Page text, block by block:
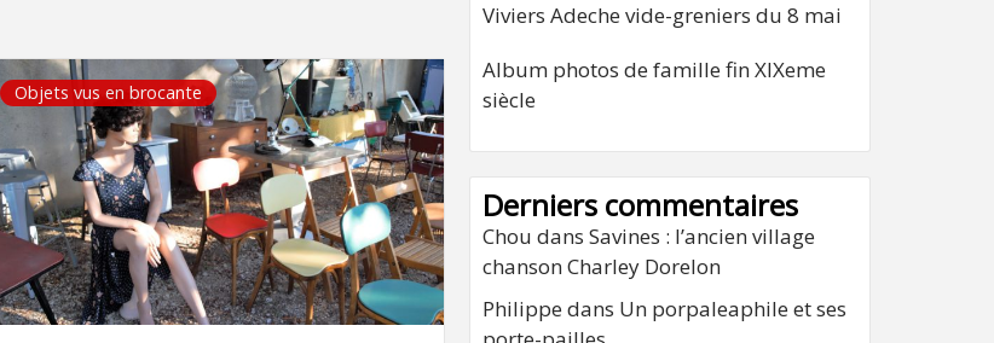
Objets vus en brocante
Viviers Adeche vide-greniers du 8 mai
Album photos de famille fin XIXeme
siècle
Derniers commentaires
Chou dans Savines : l’ancien village
chanson Charley Dorelon
Philippe dans Un porpaleaphile et ses